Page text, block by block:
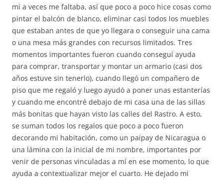
mí a veces me faltaba, así que poco a poco hice cosas como
pintar el balcón de blanco, eliminar casi todos los muebles
que estaban antes de que yo llegara o conseguir una cama
o una mesa más grandes con recursos limitados. Tres
momentos importantes fueron cuando conseguí ayuda
para comprar, transportar y montar un armario (casi dos
años estuve sin tenerlo), cuando llegó un compañero de
piso que me regaló y luego ayudó a poner unas estanterías
y cuando me encontré debajo de mi casa una de las sillas
más bonitas que hayan visto las calles del Rastro. A esto,
se suman todos los regalos que poco a poco fueron
decorando mi habitación, como un paipay de Nicaragua o
una lámina con la inicial de mi nombre, importantes por
venir de personas vinculadas a mí en ese momento, lo que
ayuda a contextualizar mejor el cuarto. He dejado mi